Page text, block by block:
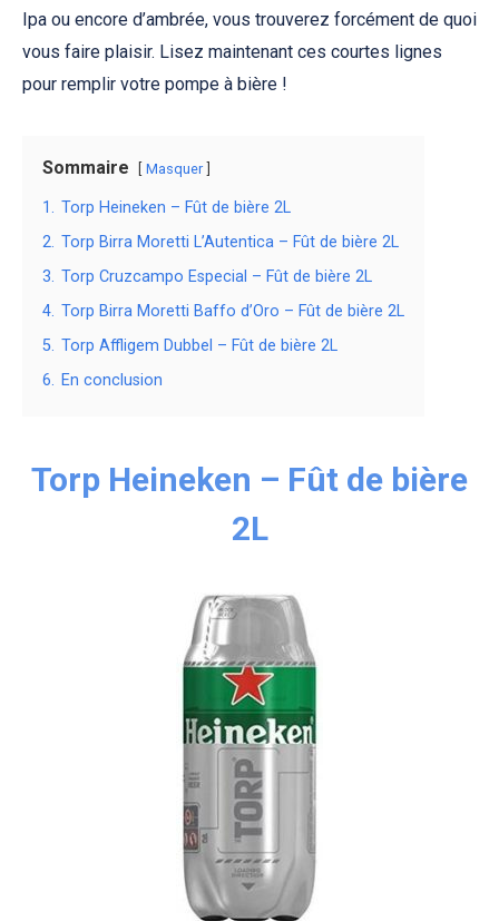
Ipa ou encore d’ambrée, vous trouverez forcément de quoi
vous faire plaisir. Lisez maintenant ces courtes lignes
pour remplir votre pompe à bière !
Sommaire Masquer
1. Torp Heineken – Fût de bière 2L
2. Torp Birra Moretti L’Autentica – Fût de bière 2L
3. Torp Cruzcampo Especial – Fût de bière 2L
4. Torp Birra Moretti Baffo d’Oro – Fût de bière 2L
5. Torp Affligem Dubbel – Fût de bière 2L
6. En conclusion
Torp Heineken – Fût de bière
2L